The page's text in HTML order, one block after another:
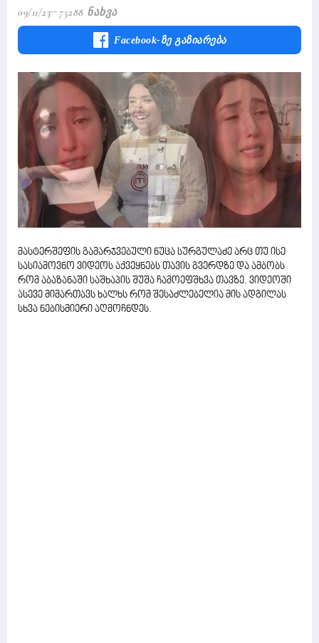
09/11/23 75288 Ნახვა
Facebook-Ზე Გაზიარება
მასტერშეფის გამარჯვებული ნუცა სურგულაძე არც თუ ისე
სასიამოვნო ვიდეოს აქვეყნებს თავის გვერდზე და ამბობს
რომ აბაზანაში საშხაპის შუშა ჩამოეფშხვა თავზე. ვიდეოში
ასევე მიმართავს ხალხს რომ შესაძლებელია მის ადგილას
სხვა ნებისმიერი აღმოჩნდეს.